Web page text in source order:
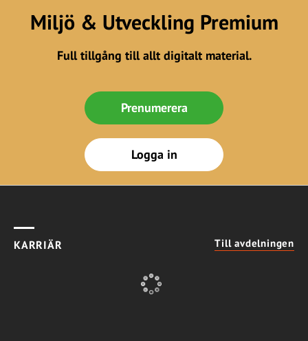
Miljö & Utveckling Premium
Full tillgång till allt digitalt material.
Prenumerera
Logga in
KARRIÄR Till avdelningen